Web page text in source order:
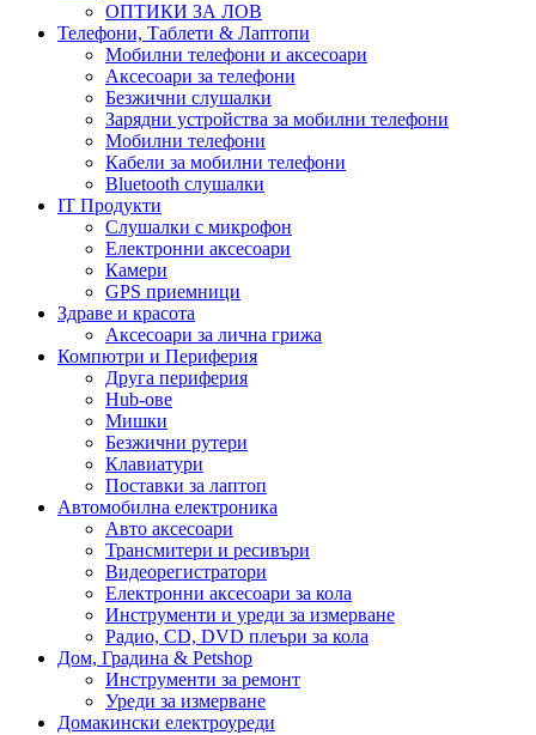
ОПТИКИ ЗА ЛОВ
Телефони, Таблети & Лаптопи
Мобилни телефони и аксесоари
Аксесоари за телефони
Безжични слушалки
Зарядни устройства за мобилни телефони
Мобилни телефони
Кабели за мобилни телефони
Bluetooth слушалки
IT Продукти
Слушалки с микрофон
Електронни аксесоари
Камери
GPS приемници
Здраве и красота
Аксесоари за лична грижа
Компютри и Периферия
Друга периферия
Hub-ове
Мишки
Безжични рутери
Клавиатури
Поставки за лаптоп
Автомобилна електроника
Авто аксесоари
Трансмитери и ресивъри
Видеорегистратори
Електронни аксесоари за кола
Инструменти и уреди за измерване
Радио, CD, DVD плеъри за кола
Дом, Градина & Petshop
Инструменти за ремонт
Уреди за измерване
Домакински електроуреди